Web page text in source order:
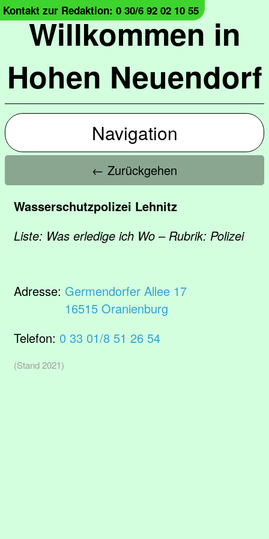
Willkommen in
Hohen Neuendorf
Kontakt zur Redaktion: 0 30/6 92 02 10 55
Navigation
← Zurückgehen
Wasserschutzpolizei Lehnitz
Liste: Was erledige ich Wo – Rubrik: Polizei
Adresse: Germendorfer Allee 17
16515 Oranienburg
Telefon: 0 33 01/8 51 26 54
(Stand 2021)